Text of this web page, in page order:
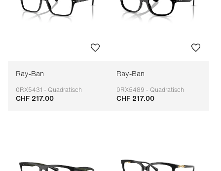
Ray-Ban
0RX5431 - Quadratisch
Anpassbar
CHF 217.00
Ray-Ban
0RX5489 - Quadratisch
Anpassbar
CHF 217.00